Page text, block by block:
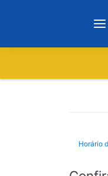
Notícias
Horário